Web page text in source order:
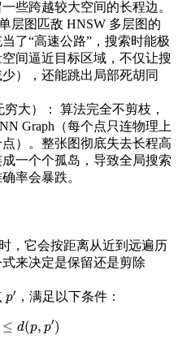
些跨越较大空间的长程边。
层图匹敌 HNSW 多层图的
了“高速公路”，搜索时能极
间逼近目标区域，不仅让搜
），还能跳出局部死胡同
大）： 算法完全不剪枝，
Graph（每个点只连物理上
）。整张图彻底失去长程高
一个个孤岛，导致全局搜索
率会暴跌。
，它会按距离从近到远遍历
来决定是保留还是剪除
p′
p′ ，满足以下条件：
≤ d(p, p′)
≤d (p,p′)